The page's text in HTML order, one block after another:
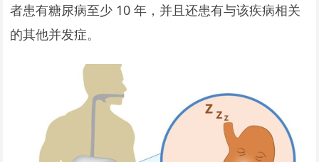
者患有糖尿病至少 10 年，并且还患有与该疾病相关
的其他并发症。